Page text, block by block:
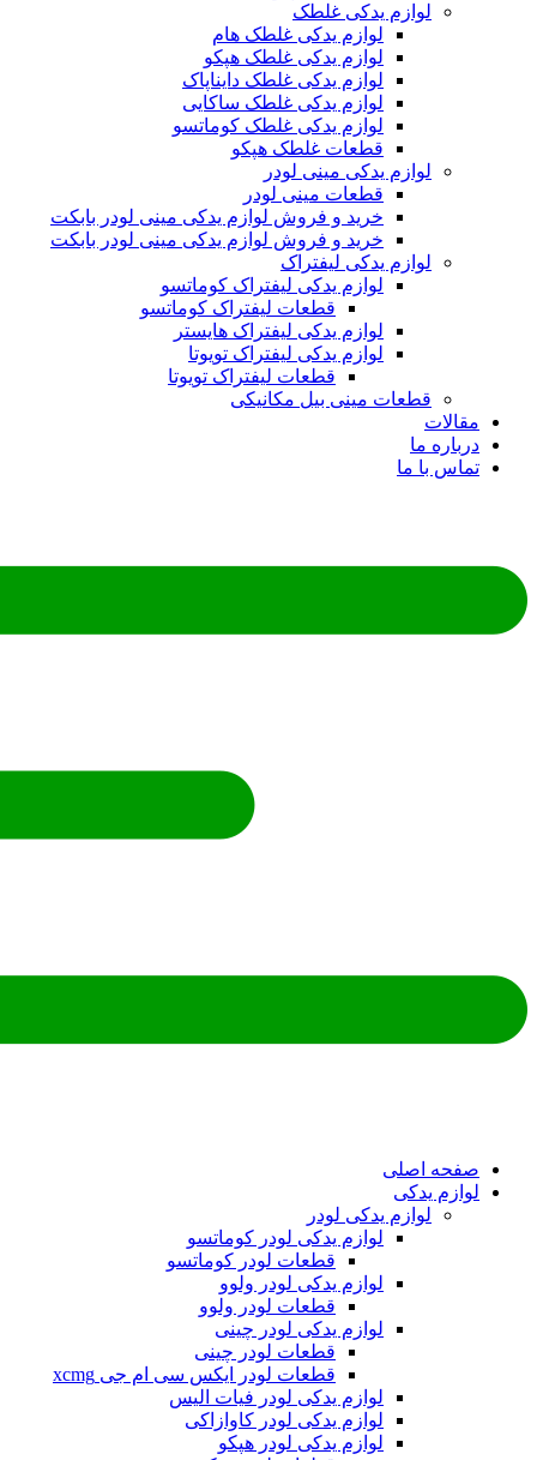
لوازم یدکی غلطک
لوازم یدکی غلطک هام
لوازم یدکی غلطک هپکو
لوازم یدکی غلطک دایناپاک
لوازم یدکی غلطک ساکایی
لوازم یدکی غلطک کوماتسو
قطعات غلطک هپکو
لوازم یدکی مینی لودر
قطعات مینی لودر
خرید و فروش لوازم یدکی مینی لودر بابکت
خرید و فروش لوازم یدکی مینی لودر بابکت
لوازم یدکی لیفتراک
لوازم یدکی لیفتراک کوماتسو
قطعات لیفتراک کوماتسو
لوازم یدکی لیفتراک هایستر
لوازم یدکی لیفتراک تویوتا
قطعات لیفتراک تویوتا
قطعات مینی بیل مکانیکی
ما
با ما
اصلی
یدکی
لوازم یدکی لودر
لوازم یدکی لودر کوماتسو
قطعات لودر کوماتسو
لوازم یدکی لودر ولوو
قطعات لودر ولوو
لوازم یدکی لودر چینی
قطعات لودر چینی
قطعات لودر ایکس سی ام جی xcmg
لوازم یدکی لودر فیات الیس
لوازم یدکی لودر کاوازاکی
لوازم یدکی لودر هپکو